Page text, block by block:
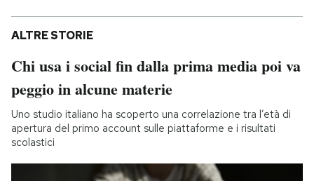
ALTRE STORIE
Chi usa i social fin dalla prima media poi va
peggio in alcune materie
Uno studio italiano ha scoperto una correlazione tra l’età di
apertura del primo account sulle piattaforme e i risultati
scolastici